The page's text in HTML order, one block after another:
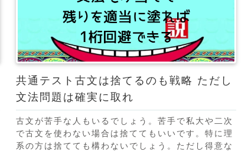
共通テスト古文は捨てるのも戦略 ただし
文法問題は確実に取れ
古文が苦手な人もいるでしょう。苦手で私大や二次
で古文を使わない場合は捨ててもいいです。特に理
系の方は捨てても構わないでしょう。ただし得意な